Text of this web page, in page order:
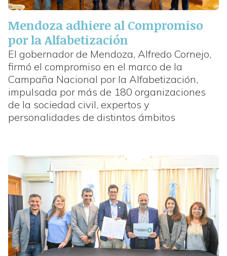
Mendoza adhiere al Compromiso
por la Alfabetización
El gobernador de Mendoza, Alfredo Cornejo,
firmó el compromiso en el marco de la
Campaña Nacional por la Alfabetización,
impulsada por más de 180 organizaciones
de la sociedad civil, expertos y
personalidades de distintos ámbitos